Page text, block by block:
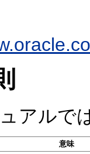
アルで
意味